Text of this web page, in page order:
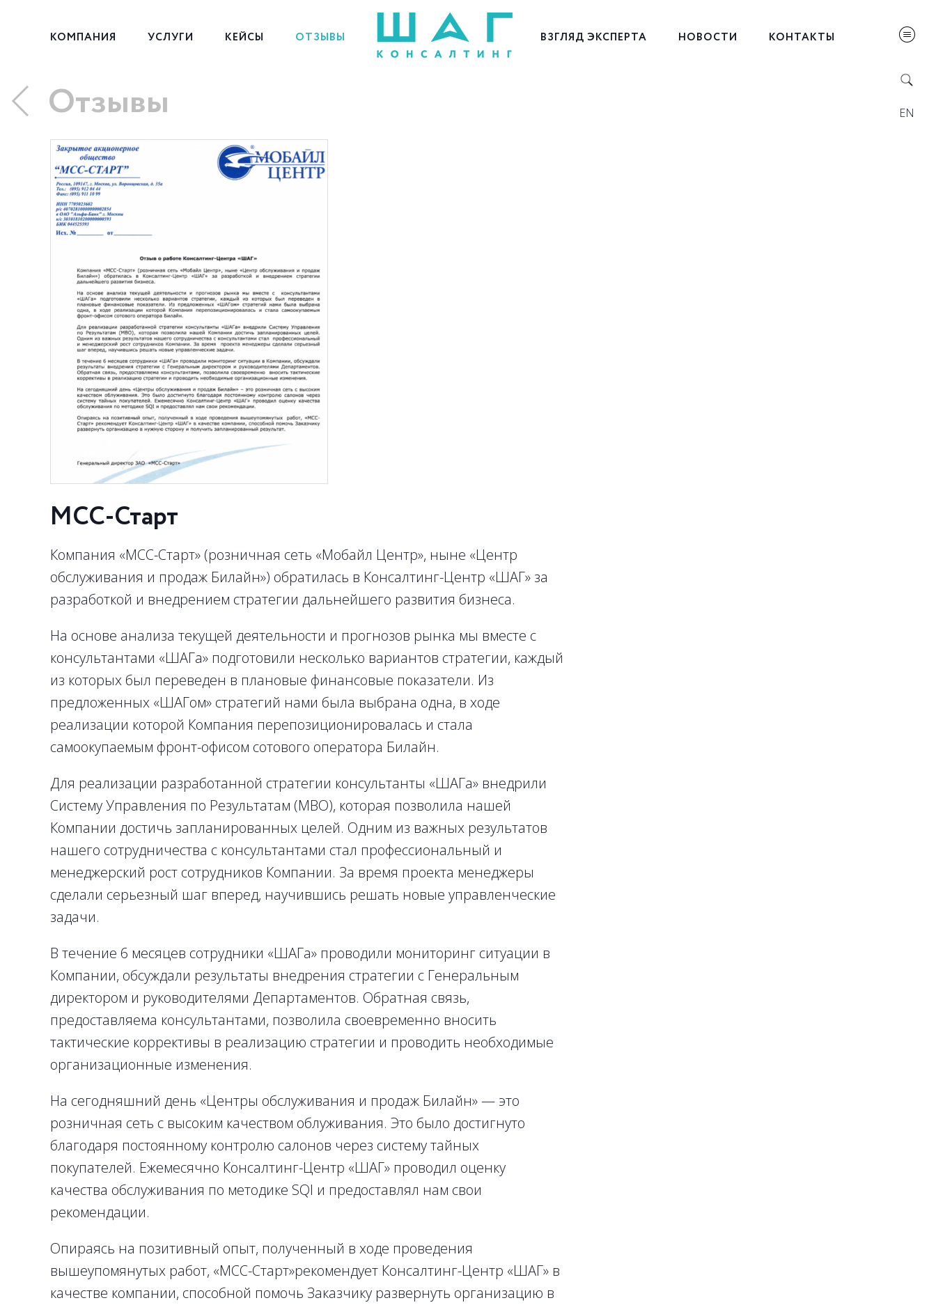
КОМПАНИЯ УСЛУГИ КЕЙСЫ ОТЗЫВЫ ВЗГЛЯД ЭКСПЕРТА НОВОСТИ КОНТАКТЫ
Отзывы
МСС-Старт
Компания «МСС-Старт» (розничная сеть «Мобайл Центр», ныне «Центр
обслуживания и продаж Билайн») обратилась в Консалтинг-Центр «ШАГ» за
разработкой и внедрением стратегии дальнейшего развития бизнеса.
На основе анализа текущей деятельности и прогнозов рынка мы вместе с
консультантами «ШАГа» подготовили несколько вариантов стратегии, каждый
из которых был переведен в плановые финансовые показатели. Из
предложенных «ШАГом» стратегий нами была выбрана одна, в ходе
реализации которой Компания перепозиционировалась и стала
самоокупаемым фронт-офисом сотового оператора Билайн.
Для реализации разработанной стратегии консультанты «ШАГа» внедрили
Систему Управления по Результатам (МВО), которая позволила нашей
Компании достичь запланированных целей. Одним из важных результатов
нашего сотрудничества с консультантами стал профессиональный и
менеджерский рост сотрудников Компании. За время проекта менеджеры
сделали серьезный шаг вперед, научившись решать новые управленческие
задачи.
В течение 6 месяцев сотрудники «ШАГа» проводили мониторинг ситуации в
Компании, обсуждали результаты внедрения стратегии с Генеральным
директором и руководителями Департаментов. Обратная связь,
предоставляема консультантами, позволила своевременно вносить
тактические коррективы в реализацию стратегии и проводить необходимые
организационные изменения.
На сегодняшний день «Центры обслуживания и продаж Билайн» — это
розничная сеть с высоким качеством облуживания. Это было достигнуто
благодаря постоянному контролю салонов через систему тайных
покупателей. Ежемесячно Консалтинг-Центр «ШАГ» проводил оценку
качества обслуживания по методике SQI и предоставлял нам свои
рекомендации.
Опираясь на позитивный опыт, полученный в ходе проведения
вышеупомянутых работ, «МСС-Старт»рекомендует Консалтинг-Центр «ШАГ» в
качестве компании, способной помочь Заказчику развернуть организацию в
EN